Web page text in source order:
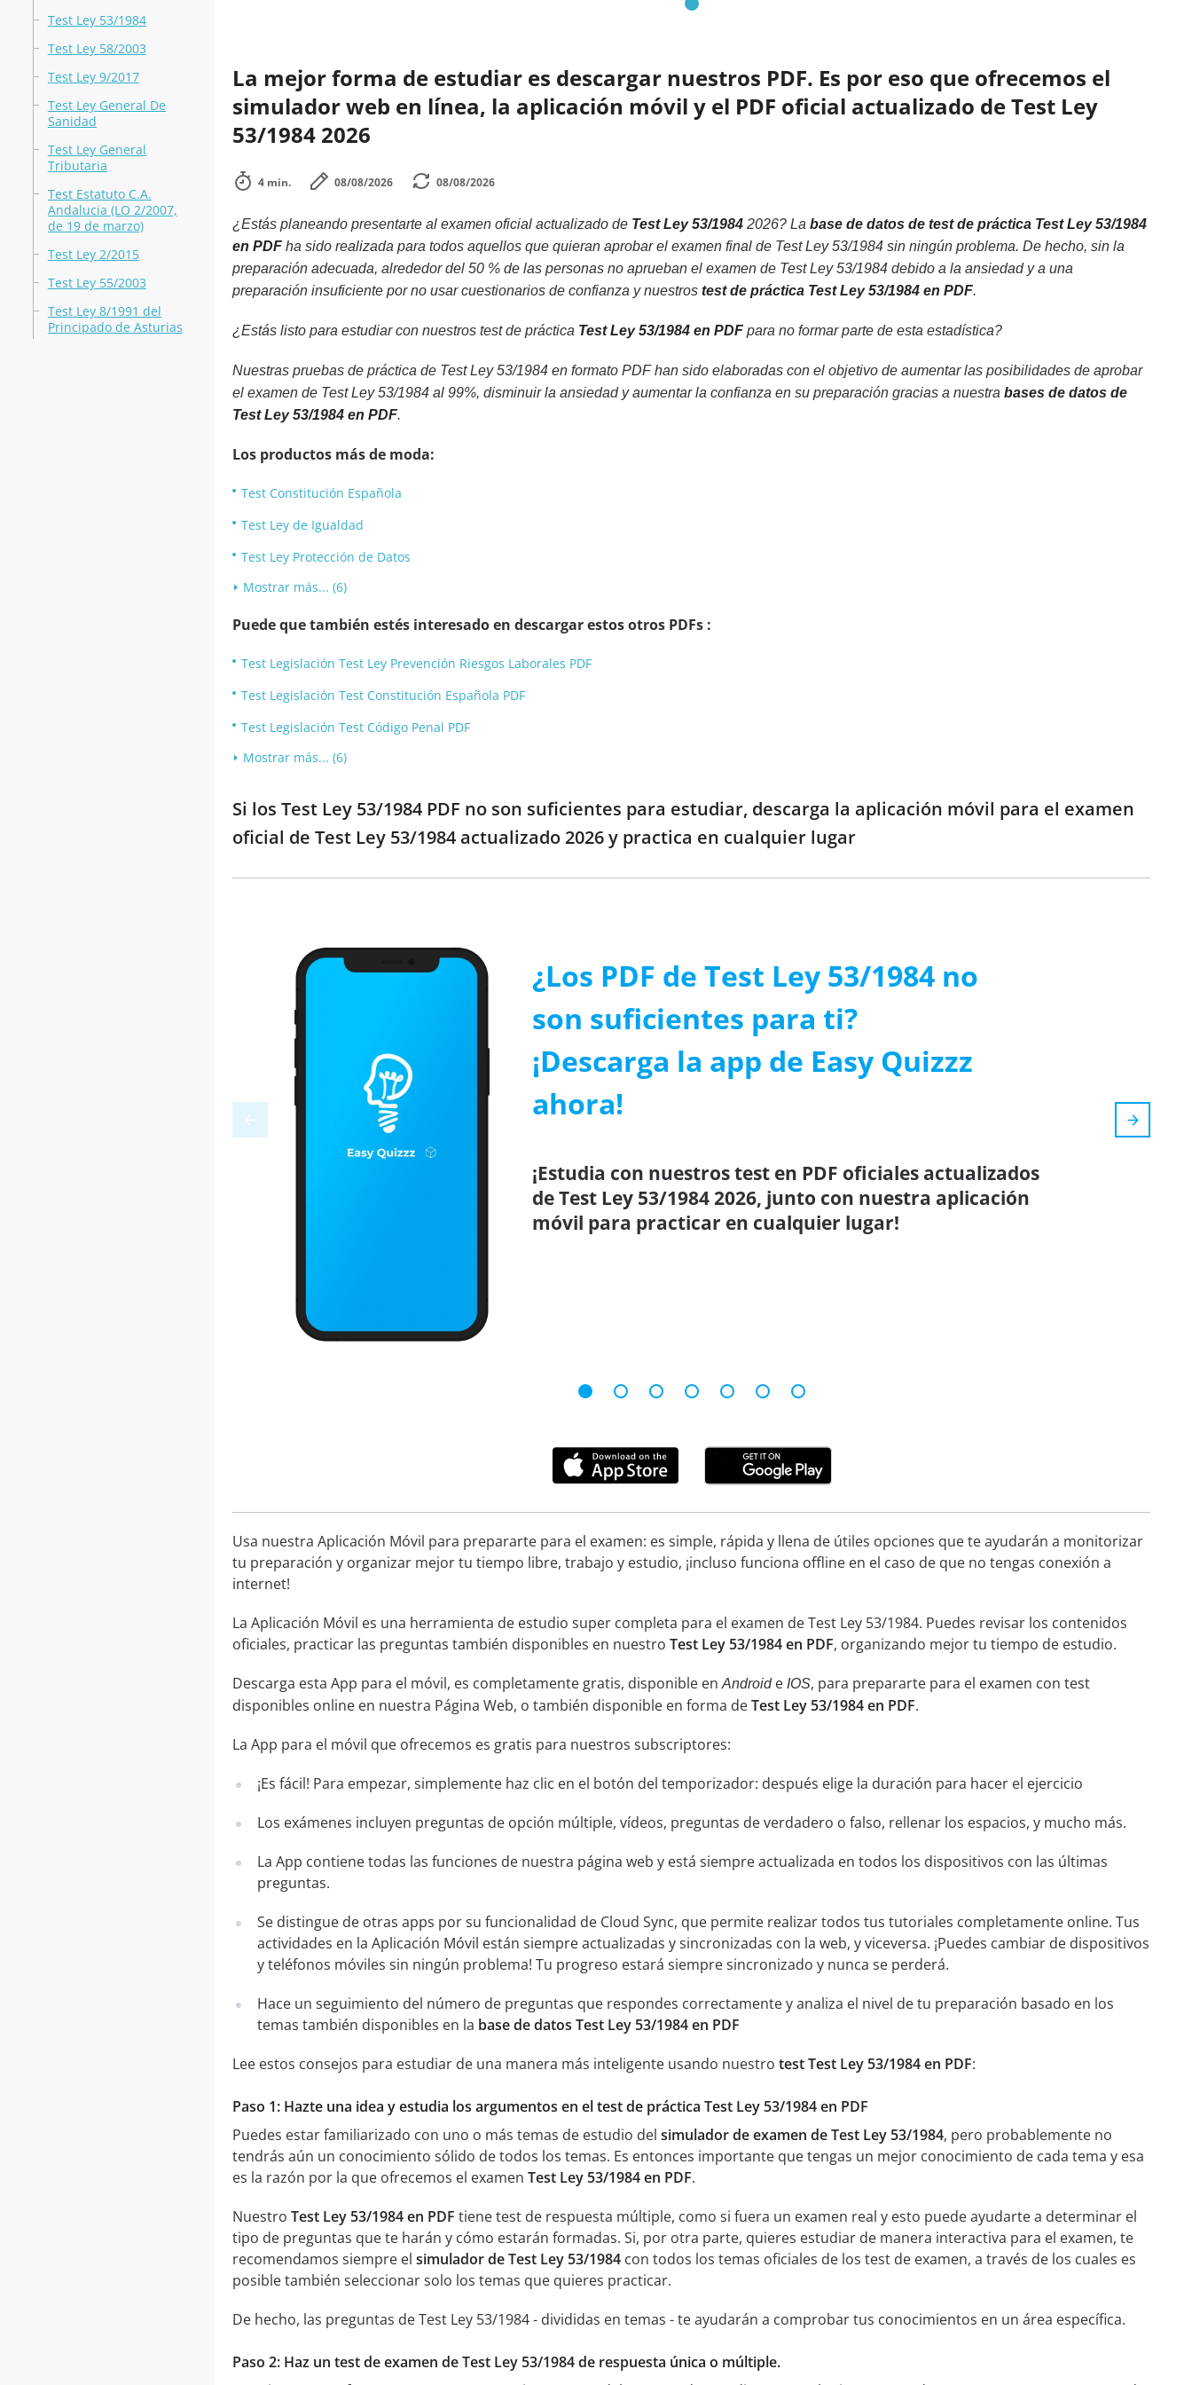
Test Ley 53/1984
Test Ley 58/2003
Test Ley 9/2017
Test Ley General De
Sanidad
Test Ley General
Tributaria
Test Estatuto C.A.
Andalucia (LO 2/2007,
de 19 de marzo)
Test Ley 2/2015
Test Ley 55/2003
Test Ley 8/1991 del
Principado de Asturias
La mejor forma de estudiar es descargar nuestros PDF. Es por eso que ofrecemos el
simulador web en línea, la aplicación móvil y el PDF oficial actualizado de Test Ley
53/1984 2026
4 min. 08/08/2026 08/08/2026
¿Estás planeando presentarte al examen oficial actualizado de Test Ley 53/19842026? La base de datos de test de práctica Test Ley 53/1984
en PDFha sido realizada para todos aquellos que quieran aprobar el examen final de Test Ley 53/1984 sin ningún problema. De hecho, sin la
preparación adecuada, alrededor del 50 % de las personas no aprueban el examen de Test Ley 53/1984 debido a la ansiedad y a una
preparación insuficiente por no usar cuestionarios de confianza y nuestros test de práctica Test Ley 53/1984 en PDF.
¿Estás listo para estudiar con nuestros test de práctica Test Ley 53/1984 en PDFpara no formar parte de esta estadística?
Nuestras pruebas de práctica de Test Ley 53/1984 en formato PDF han sido elaboradas con el objetivo de aumentar las posibilidades de aprobar
el examen de Test Ley 53/1984 al 99%, disminuir la ansiedad y aumentar la confianza en su preparación gracias a nuestra bases de datos de
Test Ley 53/1984 en PDF.
Los productos más de moda:
Test Constitución Española
Test Ley de Igualdad
Test Ley Protección de Datos
Mostrar más... (6)
Puede que también estés interesado en descargar estos otros PDFs :
Test Legislación Test Ley Prevención Riesgos Laborales PDF
Test Legislación Test Constitución Española PDF
Test Legislación Test Código Penal PDF
Mostrar más... (6)
Si los Test Ley 53/1984 PDF no son suficientes para estudiar, descarga la aplicación móvil para el examen
oficial de Test Ley 53/1984 actualizado 2026 y practica en cualquier lugar
¿Los PDF de Test Ley 53/1984 no
son suficientes para ti?
¡Descarga la app de Easy Quizzz
ahora!
¡Estudia con nuestros test en PDF oficiales actualizados
de Test Ley 53/1984 2026, junto con nuestra aplicación
móvil para practicar en cualquier lugar!
Usa nuestra Aplicación Móvil para prepararte para el examen: es simple, rápida y llena de útiles opciones que te ayudarán a monitorizar
tu preparación y organizar mejor tu tiempo libre, trabajo y estudio, ¡incluso funciona offline en el caso de que no tengas conexión a
internet!
La Aplicación Móvil es una herramienta de estudio super completa para el examen de Test Ley 53/1984. Puedes revisar los contenidos
oficiales, practicar las preguntas también disponibles en nuestro Test Ley 53/1984 en PDF, organizando mejor tu tiempo de estudio.
Descarga esta App para el móvil, es completamente gratis, disponible enAndroide IOS, para prepararte para el examen con test
disponibles online en nuestra Página Web, o también disponible en forma deTest Ley 53/1984 en PDF.
La App para el móvil que ofrecemos es gratis para nuestros subscriptores:
¡Es fácil! Para empezar, simplemente haz clic en el botón del temporizador: después elige la duración para hacer el ejercicio
Los exámenes incluyen preguntas de opción múltiple, vídeos, preguntas de verdadero o falso, rellenar los espacios, y mucho más.
La App contiene todas las funciones de nuestra página web y está siempre actualizada en todos los dispositivos con las últimas
preguntas.
Se distingue de otras apps por su funcionalidad de Cloud Sync, que permite realizar todos tus tutoriales completamente online. Tus
actividades en la Aplicación Móvil están siempre actualizadas y sincronizadas con la web, y viceversa. ¡Puedes cambiar de dispositivos
y teléfonos móviles sin ningún problema! Tu progreso estará siempre sincronizado y nunca se perderá.
Hace un seguimiento del número de preguntas que respondes correctamente y analiza el nivel de tu preparación basado en los
temas también disponibles en la base de datos Test Ley 53/1984 en PDF
Lee estos consejos para estudiar de una manera más inteligente usando nuestro test Test Ley 53/1984 en PDF:
Paso 1: Hazte una idea y estudia los argumentos en el test de práctica Test Ley 53/1984 en PDF
Puedes estar familiarizado con uno o más temas de estudio del simulador de examen de Test Ley 53/1984, pero probablemente no
tendrás aún un conocimiento sólido de todos los temas. Es entonces importante que tengas un mejor conocimiento de cada tema y esa
es la razón por la que ofrecemos el examen Test Ley 53/1984 en PDF.
Nuestro Test Ley 53/1984 en PDF tiene test de respuesta múltiple, como si fuera un examen real y esto puede ayudarte a determinar el
tipo de preguntas que te harán y cómo estarán formadas. Si, por otra parte, quieres estudiar de manera interactiva para el examen, te
recomendamos siempre el simulador de Test Ley 53/1984con todos los temas oficiales de los test de examen, a través de los cuales es
posible también seleccionar solo los temas que quieres practicar.
De hecho, las preguntas de Test Ley 53/1984 - divididas en temas - te ayudarán a comprobar tus conocimientos en un área específica.
Paso 2: Haz un test de examen de Test Ley 53/1984 de respuesta única o múltiple.